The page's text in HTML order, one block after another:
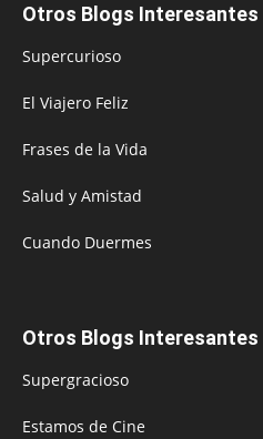
Otros Blogs Interesantes
Supercurioso
El Viajero Feliz
Frases de la Vida
Salud y Amistad
Cuando Duermes
Otros Blogs Interesantes
Supergracioso
Estamos de Cine